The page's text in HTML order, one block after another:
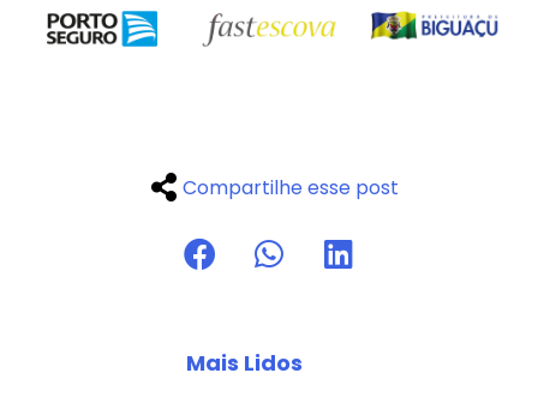
Compartilhe esse post
Mais Lidos